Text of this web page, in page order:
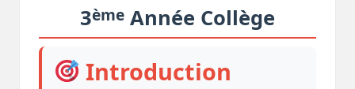
3ème Année Collège
Introduction